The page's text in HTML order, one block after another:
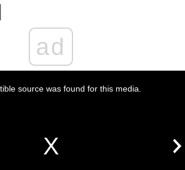
ad
source was found for this media.